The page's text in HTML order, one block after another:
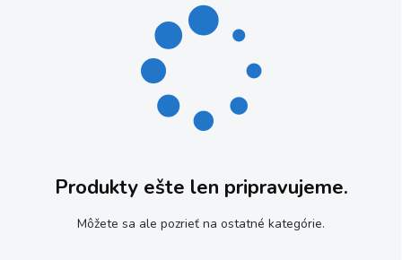
Produkty ešte len pripravujeme.
Môžete sa ale pozrieť na ostatné kategórie.